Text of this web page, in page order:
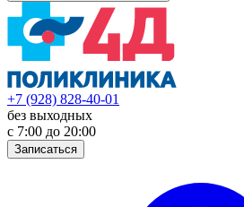
+7 (928) 828-40-01
без выходных
с 7:00 до 20:00
Записаться